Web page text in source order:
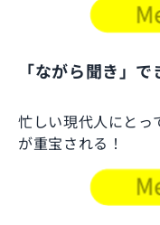
「ながら聞き」で
忙しい現代人にとっ
が重宝される！